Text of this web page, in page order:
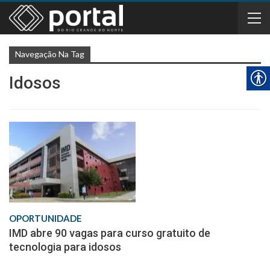
Navegação Na Tag
Idosos
OPORTUNIDADE
IMD abre 90 vagas para curso gratuito de
tecnologia para idosos